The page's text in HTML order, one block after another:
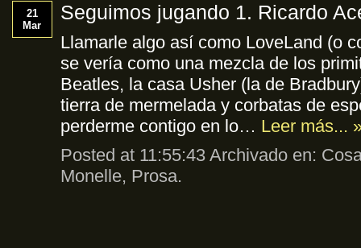
21
Mar
Seguimos jugando 1. Ricardo
Llamarle algo así como LoveLand (o
se vería como una mezcla de los
Beatles, la casa Usher (la de
tierra de mermelada y corbatas de
perderme contigo en lo… Leer más...
Posted at 11:55:43 Archivado en:
Monelle, Prosa.